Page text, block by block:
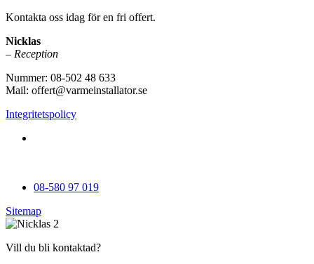
Kontakta oss idag för en fri offert.
Nicklas
– Reception
Nummer: 08-502 48 633
Mail: offert@varmeinstallator.se
Integritetspolicy
08-580 97 019
Sitemap
Vill du bli kontaktad?